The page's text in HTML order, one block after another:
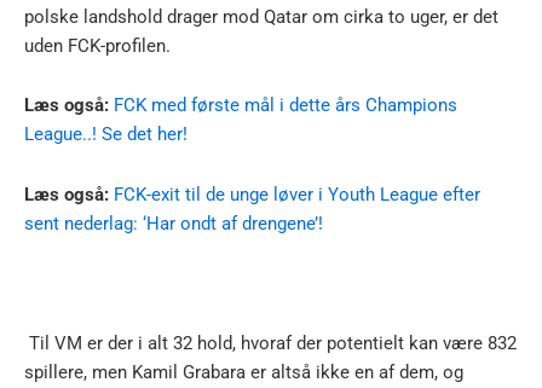
polske landshold drager mod Qatar om cirka to uger, er det
uden FCK-profilen.
Læs også: FCK med første mål i dette års Champions
League..! Se det her!
Læs også: FCK-exit til de unge løver i Youth League efter
sent nederlag: ‘Har ondt af drengene’!
Til VM er der i alt 32 hold, hvoraf der potentielt kan være 832
spillere, men Kamil Grabara er altså ikke en af dem, og